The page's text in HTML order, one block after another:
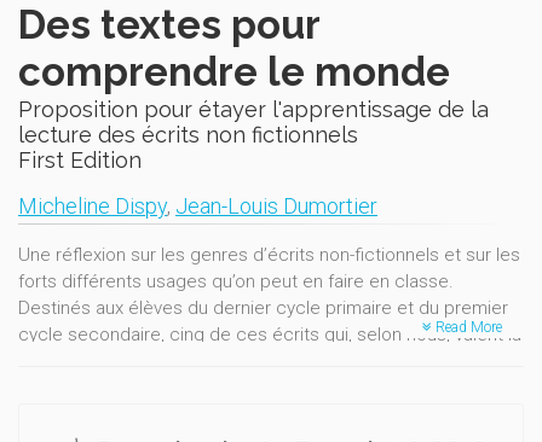
Des textes pour
comprendre le monde
Proposition pour étayer l'apprentissage de la
lecture des écrits non fictionnels
First Edition
Micheline Dispy, Jean-Louis Dumortier
Une réflexion sur les genres d’écrits non-fictionnels et sur les
forts différents usages qu’on peut en faire en classe.
Destinés aux élèves du dernier cycle primaire et du premier
cycle secondaire, cinq de ces écrits qui, selon nous, valent la
Read More